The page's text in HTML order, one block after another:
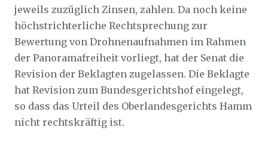
jeweils zuzüglich Zinsen, zahlen. Da noch keine
höchstrichterliche Rechtsprechung zur
Bewertung von Drohnenaufnahmen im Rahmen
der Panoramafreiheit vorliegt, hat der Senat die
Revision der Beklagten zugelassen. Die Beklagte
hat Revision zum Bundesgerichtshof eingelegt,
so dass das Urteil des Oberlandesgerichts Hamm
nicht rechtskräftig ist.